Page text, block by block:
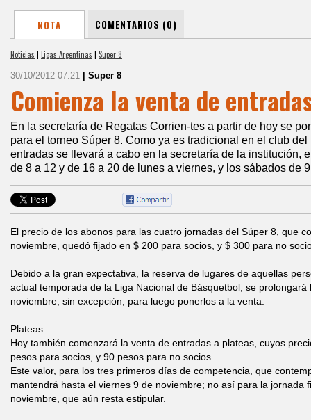
NOTA COMENTARIOS (0)
Noticias | Ligas Argentinas | Super 8
30/10/2012 07:21 | Super 8
Comienza la venta de
En la secretaría de Regatas Corrien-tes a partir de hoy se
para el torneo Súper 8. Como ya es tradicional en el club
entradas se llevará a cabo en la secretaría de la institución,
de 8 a 12 y de 16 a 20 de lunes a viernes, y los sábados de
El precio de los abonos para las cuatro jornadas del Súper 8, que
noviembre, quedó fijado en $ 200 para socios, y $ 300 para no
Debido a la gran expectativa, la reserva de lugares de aquellas
actual temporada de la Liga Nacional de Básquetbol, se
noviembre; sin excepción, para luego ponerlos a la venta.
Plateas
Hoy también comenzará la venta de entradas a plateas, cuyos
pesos para socios, y 90 pesos para no socios.
Este valor, para los tres primeros días de competencia, que
mantendrá hasta el viernes 9 de noviembre; no así para la jornada
noviembre, que aún resta estipular.